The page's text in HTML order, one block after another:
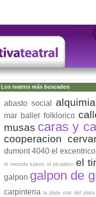
Los teatros más buscados
abasto social alquimia
mar ballet folklorico
musas caras y
cooperacion
dumont 4040 el
el metodo kairos el picadero el
galpon galpon de
carpinteria la plata mar del plata